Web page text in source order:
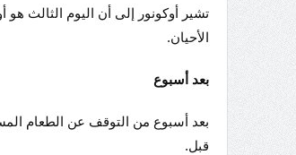
تشير أوكونور إلى أن اليوم الثالث
الأحيان.
بعد أسبوع
بعد أسبوع من التوقف عن الطعام
قبل.